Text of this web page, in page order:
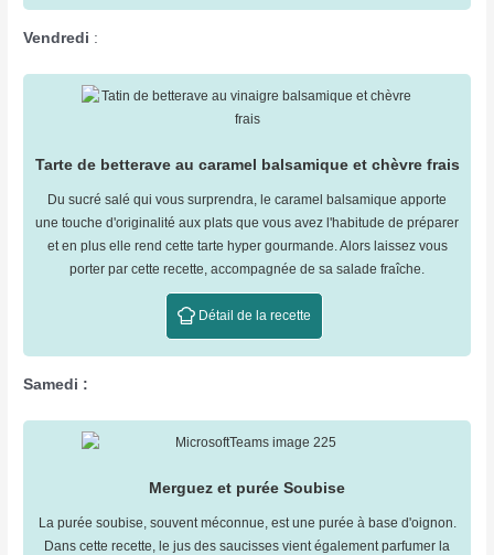
Vendredi :
Tarte de betterave au caramel balsamique et chèvre frais
Du sucré salé qui vous surprendra, le caramel balsamique apporte
une touche d'originalité aux plats que vous avez l'habitude de préparer
et en plus elle rend cette tarte hyper gourmande. Alors laissez vous
porter par cette recette, accompagnée de sa salade fraîche.
Détail de la recette
Samedi :
Merguez et purée Soubise
La purée soubise, souvent méconnue, est une purée à base d'oignon.
Dans cette recette, le jus des saucisses vient également parfumer la